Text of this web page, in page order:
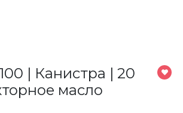
| Канистра | 20
масло